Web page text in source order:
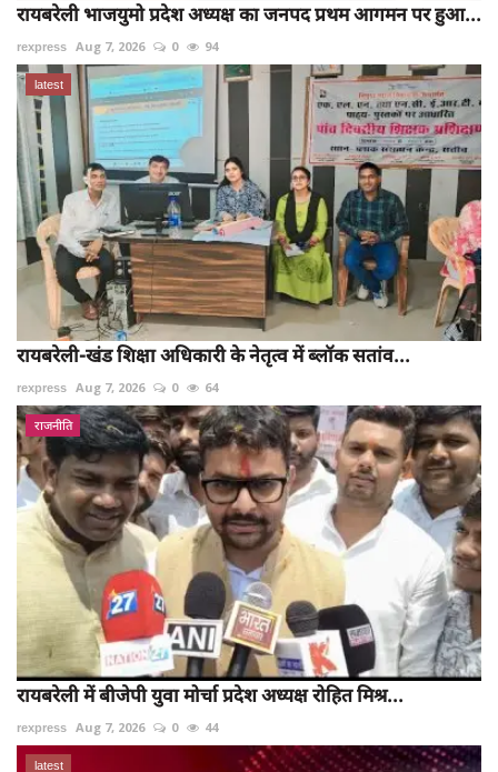
रायबरेली भाजयुमो प्रदेश अध्यक्ष का जनपद प्रथम आगमन पर हुआ...
rexpress Aug 7, 2026 0 94
latest
रायबरेली-खंड शिक्षा अधिकारी के नेतृत्व में ब्लॉक सतांव...
rexpress Aug 7, 2026 0 64
राजनीति
रायबरेली में बीजेपी युवा मोर्चा प्रदेश अध्यक्ष रोहित मिश्र...
rexpress Aug 7, 2026 0 44
latest